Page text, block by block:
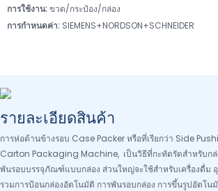
การใช้งาน:ขวด/กระป๋อง/กล่อง
การกำหนดค่า: SIEMENS+NORDSON+SCHNEIDER
รายละเอียดสินค้า
การห่อด้านข้างรอบ Case Packer หรือที่เรียกว่า Side
Carton Packaging Machine, เป็นวิธีที่กะทัดรัดสำหรับกล่
พันรอบบรรจุภัณฑ์แบบกล่อง ส่วนใหญ่จะใช้สำหรับเครื่องดื่ม
รวมการป้อนกล่องอัตโนมัติ การพันรอบกล่อง การขึ้นรูปอัตโน